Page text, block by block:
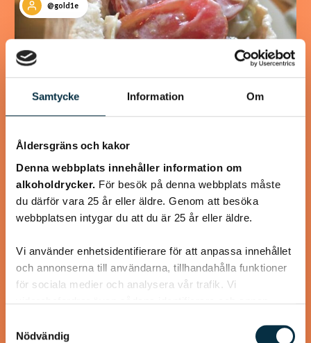
Samtycke Information Om
Åldersgräns och kakor
Denna webbplats innehåller information om
alkoholdrycker. För besök på denna webbplats måste
du därför vara 25 år eller äldre. Genom att besöka
webbplatsen intygar du att du är 25 år eller äldre.
Vi använder enhetsidentifierare för att anpassa innehållet
och annonserna till användarna, tillhandahålla funktioner
för sociala medier och analysera vår trafik. Vi
annons- och analysföretag som vi samarbetar med.
Nödvändig
@gold1e
Köttfärskebab med hemmagjord
Kebabkrydda
Supergott, nyttigt och enkelt! Jag använder laktosfri
turkisk yoghurt, så blir rätten helt laktosfri.